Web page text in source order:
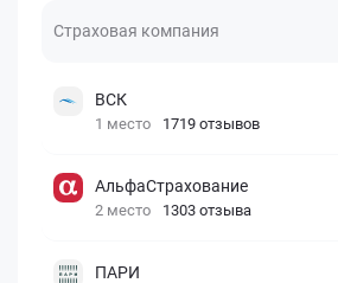
Страховая компания
ВСК
1 место 1719 отзывов
АльфаСтрахование
2 место 1303 отзыва
ПАРИ